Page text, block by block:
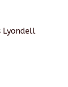
Lyondell